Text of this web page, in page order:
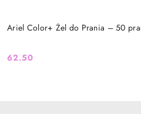
Ariel Color+ Żel do Prania – 50
Cena:
62.50